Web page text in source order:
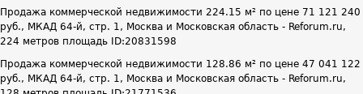
Продажа коммерческой недвижимости 224.15 м² по цене 71 121 240
руб., МКАД 64-й, стр. 1, Москва и Московская область - Reforum.ru,
224 метров площадь ID:20831598
Продажа коммерческой недвижимости 128.86 м² по цене 47 041 122
руб., МКАД 64-й, стр. 1, Москва и Московская область - Reforum.ru,